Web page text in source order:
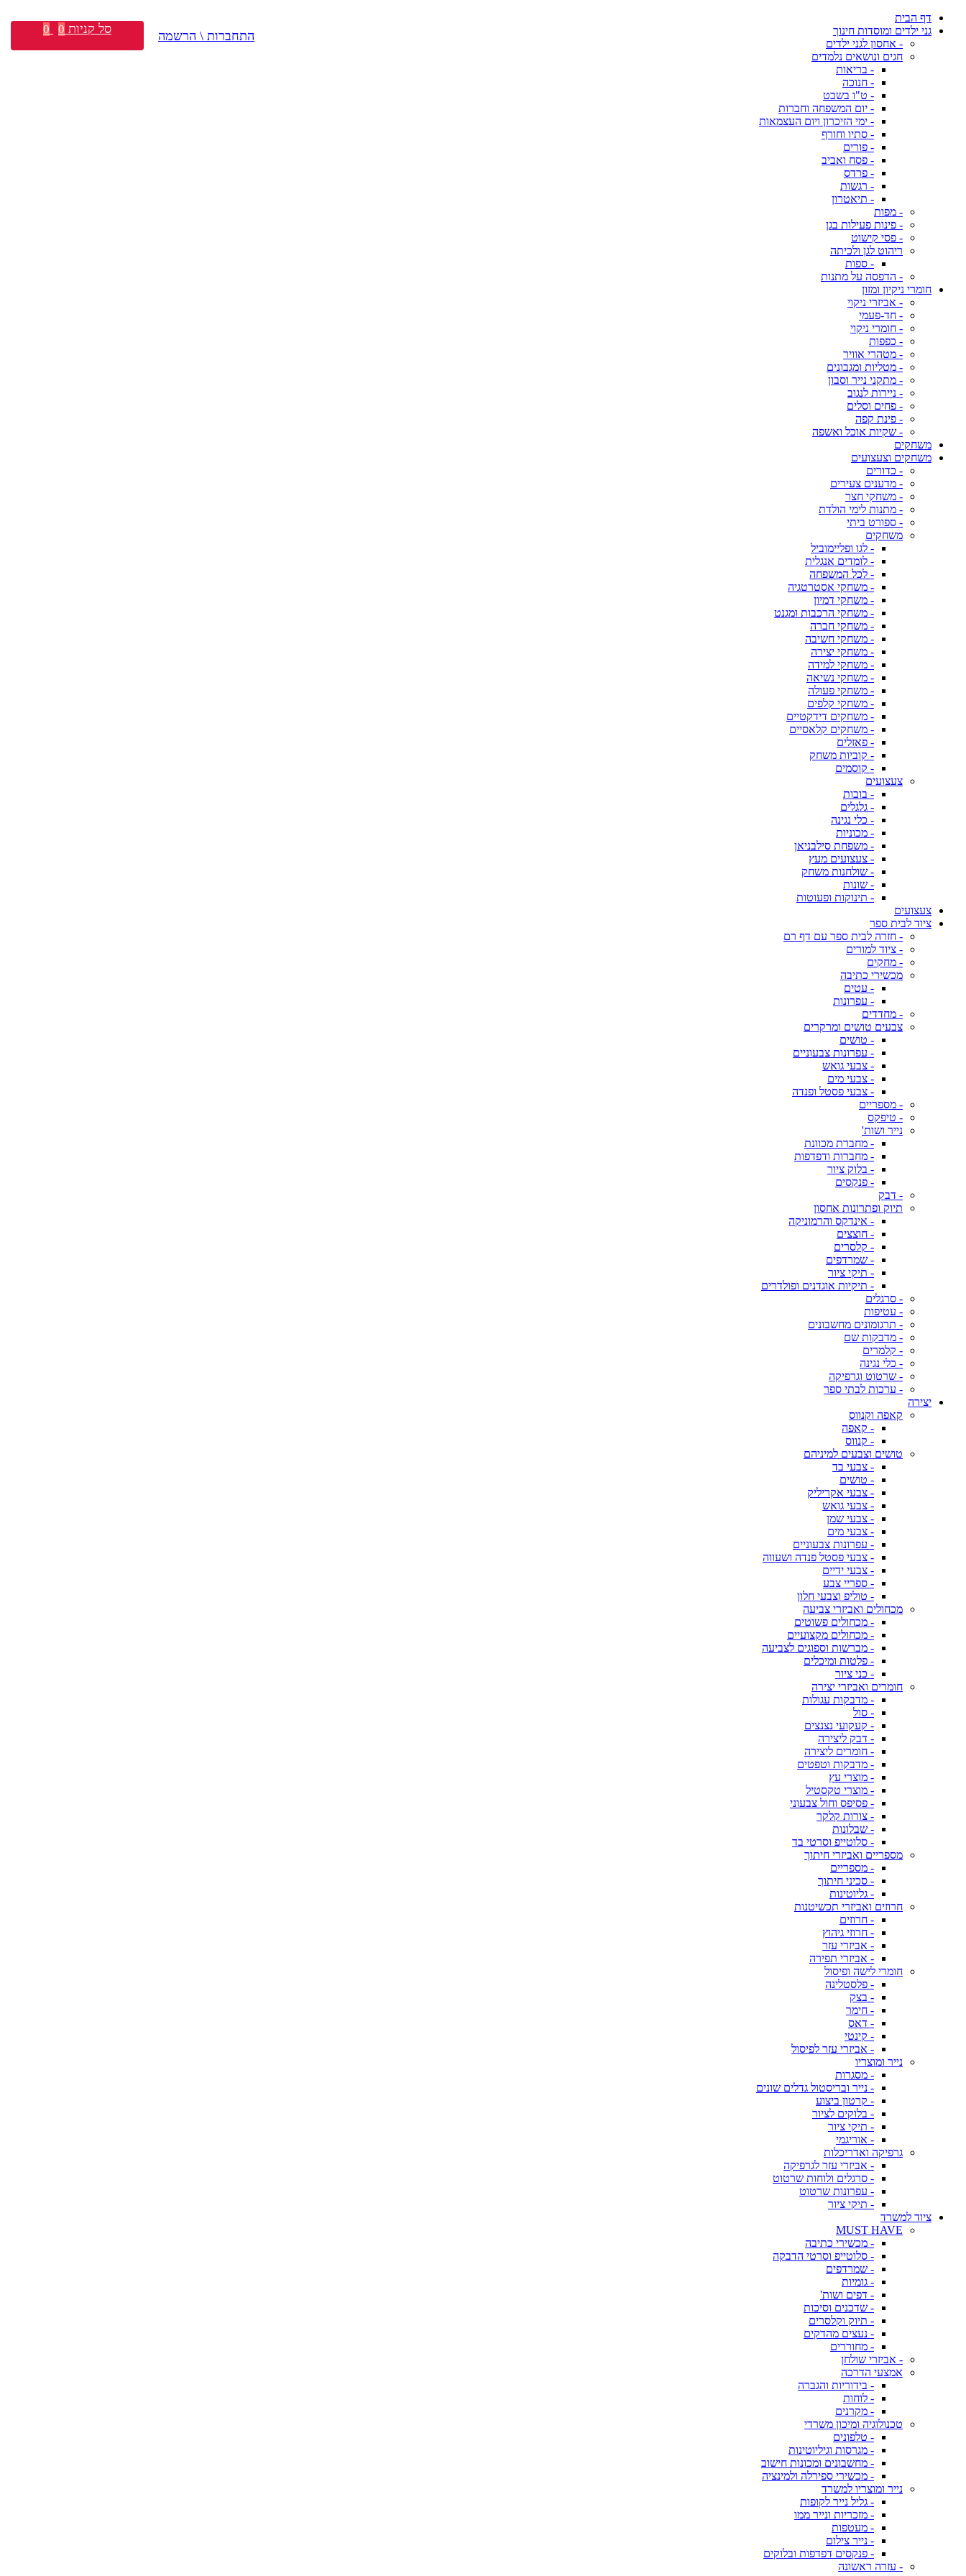
דף הבית
גני ילדים ומוסדות חינוך
- אחסון לגני ילדים
חגים ונושאים נלמדים
- בריאות
- חנוכה
- ט"ו בשבט
- יום המשפחה וחברות
- ימי הזיכרון ויום העצמאות
- סתיו וחורף
- פורים
- פסח ואביב
- פרדס
- רגשות
- תיאטרון
- מפות
- פינות פעילות בגן
- פסי קישוט
ריהוט לגן ולכיתה
- ספות
- הדפסה על מתנות
חומרי ניקיון ומזון
- אביזרי ניקוי
- חד-פעמי
- חומרי ניקוי
- כפפות
- מטהרי אוויר
- מטליות ומגבונים
- מתקני נייר וסבון
- ניירות לנגוב
- פחים וסלים
- פינת קפה
- שקיות אוכל ואשפה
משחקים
משחקים וצעצועים
- כדורים
- מדענים צעירים
- משחקי חצר
- מתנות לימי הולדת
- ספורט ביתי
משחקים
- לגו ופליימוביל
- לומדים אנגלית
- לכל המשפחה
- משחקי אסטרטגיה
- משחקי דמיון
- משחקי הרכבות ומגנט
- משחקי חברה
- משחקי חשיבה
- משחקי יצירה
- משחקי למידה
- משחקי נשיאה
- משחקי פעולה
- משחקי קלפים
- משחקים דידקטיים
- משחקים קלאסיים
- פאזלים
- קוביות משחק
- קוסמים
צעצועים
- בובות
- גלגלים
- כלי נגינה
- מכוניות
- משפחת סילבניאן
- צעצועים מעץ
- שולחנות משחק
- שונות
- תינוקות ופעוטות
צעצועים
ציוד לבית ספר
- חזרה לבית ספר עם דף רם
- ציוד למורים
- מחקים
מכשירי כתיבה
- עטים
- עפרונות
- מחדדים
צבעים טושים ומרקרים
- טושים
- עפרונות צבעוניים
- צבעי גואש
- צבעי מים
- צבעי פסטל ופנדה
- מספריים
- טיפקס
נייר ושות'
- מחברת מכוונת
- מחברות ודפדפות
- בלוק ציור
- פנקסים
- דבק
תיוק ופתרונות אחסון
- אינדקס והרמוניקה
- חוצצים
- קלסרים
- שמרדפים
- תיקי ציור
- תיקיות אוגדנים ופולדרים
- סרגלים
- עטיפות
- תרגומונים מחשבונים
- מדבקות שם
- קלמרים
- כלי נגינה
- שרטוט וגרפיקה
- ערכות לבתי ספר
יצירה
קאפה וקנווס
- קאפה
- קנווס
טושים וצבעים למיניהם
- צבעי בד
- טושים
- צבעי אקריליק
- צבעי גואש
- צבעי שמן
- צבעי מים
- עפרונות צבעוניים
- צבעי פסטל פנדה ושעווה
- צבעי ידיים
- ספריי צבע
- טוליפ וצבעי חלון
מכחולים ואביזרי צביעה
- מכחולים פשוטים
- מכחולים מקצועיים
- מברשות וספוגים לצביעה
- פלטות ומיכלים
- כני ציור
חומרים ואביזרי יצירה
- מדבקות עגולות
- סול
- קעקועי נצנצים
- דבק ליצירה
- חומרים ליצירה
- מדבקות וטפטים
- מוצרי עץ
- מוצרי טקסטיל
- פסיפס וחול צבעוני
- צורות קלקר
- שבלונות
- סלוטייפ וסרטי בד
מספריים ואביזרי חיתוך
- מספריים
- סכיני חיתוך
- גליוטינות
חרוזים ואביזרי תכשיטנות
- חרוזים
- חרוזי גיהוץ
- אביזרי עזר
- אביזרי תפירה
חומרי לישה ופיסול
- פלסטלינה
- בצק
- חימר
- דאס
- קינטי
- אביזרי עזר לפיסול
נייר ומוצריו
- מסגרות
- נייר ובריסטול גדלים שונים
- קרטון ביצוע
- בלוקים לציור
- תיקי ציור
- אוריגמי
גרפיקה ואדריכלות
- אביזרי עזר לגרפיקה
- סרגלים ולוחות שרטוט
- עפרונות שרטוט
- תיקי ציור
ציוד למשרד
MUST HAVE
- מכשירי כתיבה
- סלוטייפ וסרטי הדבקה
- שמרדפים
- גומיות
- דפים ושות'
- שדכנים וסיכות
- תיוק וקלסרים
- נעצים מהדקים
- מחוררים
- אביזרי שולחן
אמצעי הדרכה
- בידוריות והגברה
- לוחות
- מקרנים
טכנולוגיה ומיכון משרדי
- טלפונים
- מגרסות וגיליוטינות
- מחשבונים ומכונות חישוב
- מכשירי ספירלה ולמינציה
נייר ומוצריו למשרד
- גליל נייר לקופות
- מזכריות ונייר ממו
- מעטפות
- נייר צילום
- פנקסים דפדפות ובלוקים
- עזרה ראשונה
התחברות \ הרשמה סל קניות 0
0